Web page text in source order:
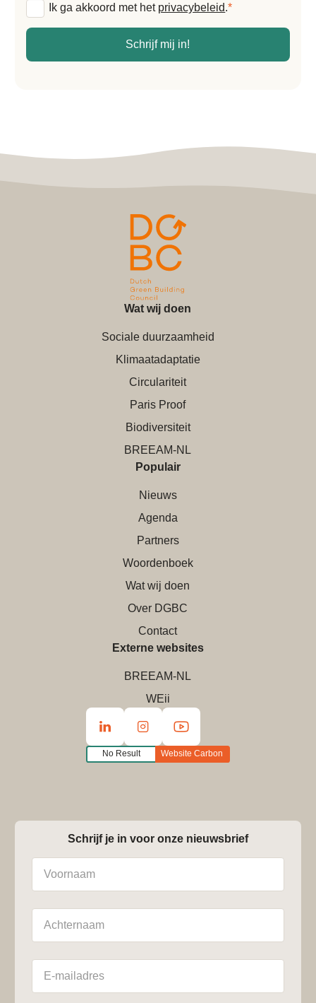
Algemene
Ik ga akkoord met het privacybeleid.*
Schrijf mij in!
Wat wij doen
Sociale duurzaamheid
Klimaatadaptatie
Circulariteit
Paris Proof
Biodiversiteit
BREEAM-NL
Populair
Nieuws
Agenda
Partners
Woordenboek
Wat wij doen
Over DGBC
Contact
Externe websites
BREEAM-NL
WEii
No Result Website Carbon
Schrijf je in voor onze nieuwsbrief
mailadres